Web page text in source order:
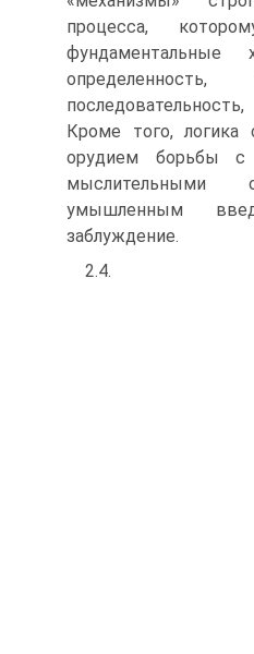
процесса,
фундаментальные
определенность,
Кроме то­го, логика
орудием борьбы с
умышленным
заблуждение.
2.4.